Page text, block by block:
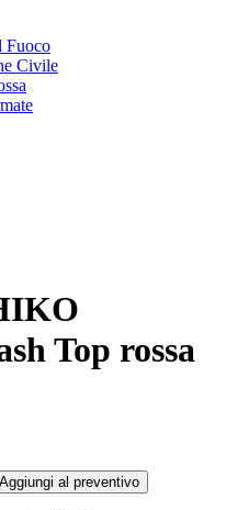
Fuoco
Civile
Top rossa
Aggiungi al preventivo